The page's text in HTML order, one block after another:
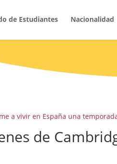
de Estudiantes Nacionalidad
a vivir en España una
de